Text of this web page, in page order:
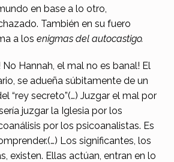
en base a lo otro,
También en su fuero
a los enigmas del autocastigo.
No Hannah, el mal no es banal! El
se adueña súbitamente de un
“rey secreto”(…) Juzgar el mal por
juzgar la Iglesia por los
por los psicoanalistas. Es
Los significantes, los
existen. Ellas actúan, entran en lo